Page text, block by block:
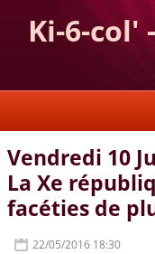
Ki-6-col'
Vendredi 10
La Xe
facéties de
22/05/2016 18:30